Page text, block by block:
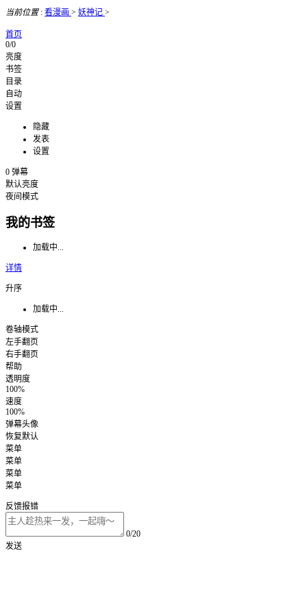
当前位置: 看漫画 > 妖神记 >
首页
0/0
亮度
书签
目录
自动
设置
隐藏
发表
设置
0 弹幕
默认亮度
夜间模式
我的书签
加载中...
详情
升序
加载中...
卷轴模式
左手翻页
右手翻页
帮助
透明度
100%
速度
100%
弹幕头像
恢复默认
菜单
菜单
菜单
菜单
反馈报错
0/20
发送